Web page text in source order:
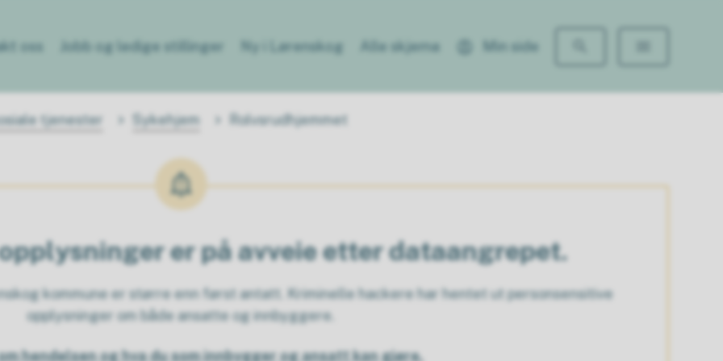
oss Jobb og ledige stillinger Ny i Lørenskog Alle skjema Min side
tjenester Sykehjem Rolvsrudhjemmet
er på avveie etter dataangrepet.
kommune er større enn først antatt. Kriminelle hackere har hentet ut personsensitive
opplysninger om både ansatte og innbyggere.
hendelsen og hva du som innbygger og ansatt kan gjøre.